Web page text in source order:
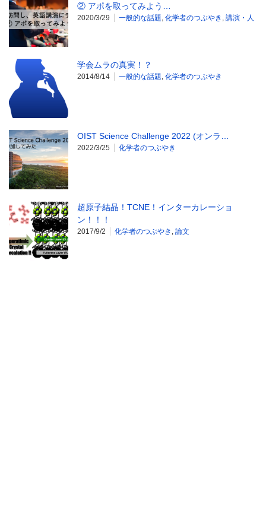
② アポを取ってみよう…
2020/3/29 一般的な話題 化学者のつぶやき 講演・人
学会ムラの真実！？
2014/8/14 一般的な話題 化学者のつぶやき
OIST Science Challenge 2022 (オンラ…
2022/3/25 化学者のつぶやき
超原子結晶！TCNE！インターカレーショ
ン！！！
2017/9/2 化学者のつぶやき 論文